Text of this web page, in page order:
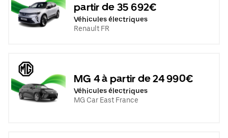
partir de 35 692€
Véhicules électriques
Renault FR
MG 4 à partir de 24 990€
Véhicules électriques
MG Car East France